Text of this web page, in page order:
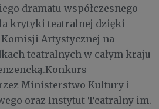
dramatu współczesnego
krytyki teatralnej dzięki
Komisji Artystycznej na
teatralnych w całym kraju
Ministerstwo Kultury i
oraz Instytut Teatralny im.